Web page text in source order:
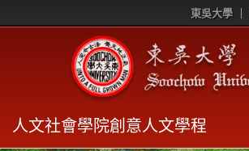
東吳大學
人文社會學院創意人文學程